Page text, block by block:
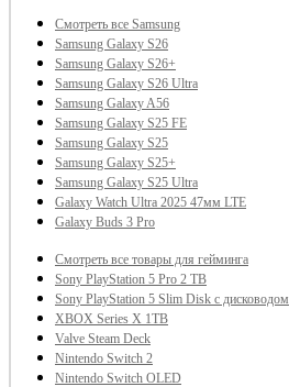
Смотреть все Samsung
Samsung Galaxy S26
Samsung Galaxy S26+
Samsung Galaxy S26 Ultra
Samsung Galaxy A56
Samsung Galaxy S25 FE
Samsung Galaxy S25
Samsung Galaxy S25+
Samsung Galaxy S25 Ultra
Galaxy Watch Ultra 2025 47мм LTE
Galaxy Buds 3 Pro
Смотреть все товары для гейминга
Sony PlayStation 5 Pro 2 TB
Sony PlayStation 5 Slim Disk с дисководом
XBOX Series X 1TВ
Valve Steam Deck
Nintendo Switch 2
Nintendo Switch OLED